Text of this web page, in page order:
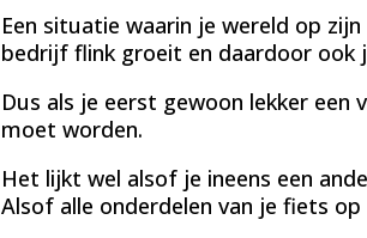
Een situatie waarin je wereld op
bedrijf flink groeit en daardoor ook
Dus als je eerst gewoon lekker een
moet worden.
Het lijkt wel alsof je ineens een
Alsof alle onderdelen van je fiets